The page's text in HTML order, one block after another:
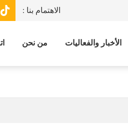
الاهتمام بنا :
الأخبار والفعاليات من نحن